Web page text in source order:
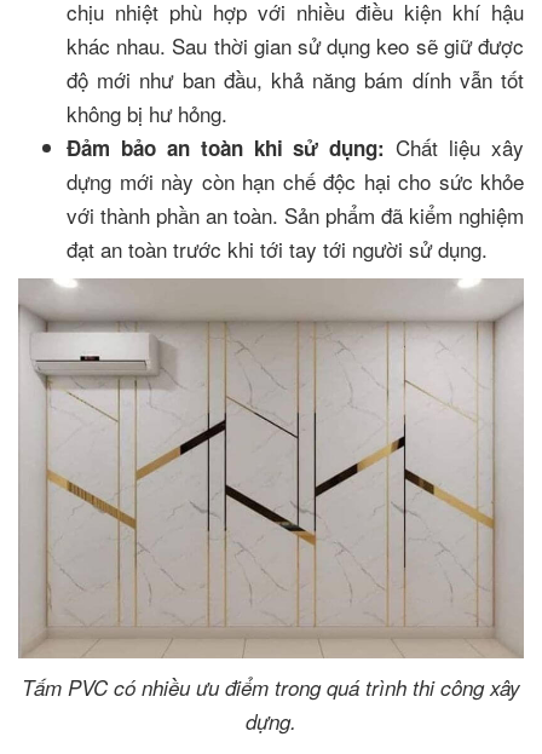
chịu nhiệt phù hợp với nhiều điều kiện khí hậu
khác nhau. Sau thời gian sử dụng keo sẽ giữ được
độ mới như ban đầu, khả năng bám dính vẫn tốt
không bị hư hỏng.
Đảm bảo an toàn khi sử dụng: Chất liệu xây
dựng mới này còn hạn chế độc hại cho sức khỏe
với thành phần an toàn. Sản phẩm đã kiểm nghiệm
đạt an toàn trước khi tới tay tới người sử dụng.
Tấm PVC có nhiều ưu điểm trong quá trình thi công xây
dựng.